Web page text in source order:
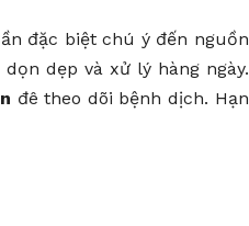
đặc biệt chú ý đến nguồn
dẹp và xử lý hàng ngày.
đê theo dõi bệnh dịch. Hạn